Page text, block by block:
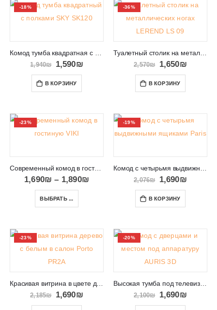
-18%
Комод тумба квадратная с полками SKY SK120
1,940₪ 1,590₪
В КОРЗИНУ
-36%
Туалетный столик на металлических ногах LEREND LS 09
2,570₪ 1,650₪
В КОРЗИНУ
-23%
Современный комод в гостиную VIKI 01
1,690₪ – 1,890₪
ВЫБРАТЬ ...
-19%
Комод с четырьмя выдвижными ящиками Paris
2,076₪ 1,690₪
В КОРЗИНУ
-23%
Красивая витрина в цвете дерево с белым в салон Porto PR2A
2,185₪ 1,690₪
-20%
Высокая тумба под телевизор с полками и дверцами AURIS 3D
2,100₪ 1,690₪